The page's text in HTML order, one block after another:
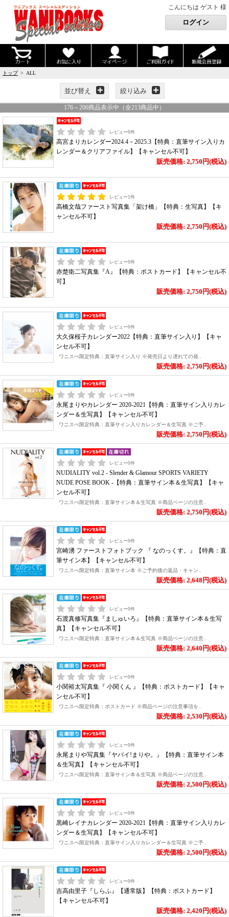
こんにちは ゲスト 様
トップ> ALL
並び替え 絞り込み
176～ 200商品表示中（全213商品中）
レビュー0件
高宮まりカレンダー2024.4－2025.3【特典：直筆サイン入りカ
レンダー＆クリアファイル】【キャンセル不可】
販売価格: 2,750円(税込)
レビュー1件
高橋文哉ファースト写真集「架け橋」【特典：生写真】【キ
ャンセル不可】
販売価格: 2,750円(税込)
レビュー0件
赤楚衛二写真集『A』【特典：ポストカード】【キャンセル不
可】
販売価格: 2,750円(税込)
レビュー0件
大久保桜子カレンダー2022【特典：直筆サイン入り】【キャ
ンセル不可】
ワニスぺ限定特典：直筆サイン入り ※発売日より遅れての発..
販売価格: 2,750円(税込)
レビュー0件
永尾まりやカレンダー 2020-2021【特典：直筆サイン入りカレ
ンダー＆生写真】【キャンセル不可】
ワニスぺ限定特典：直筆サイン入りカレンダー＆生写真 ※ご予..
販売価格: 2,750円(税込)
レビュー0件
NUDIALITY vol.2 - Slender & Glamour SPORTS VARIETY
NUDE POSE BOOK -【特典：直筆サイン本＆生写真】【キャ
ンセル不可】
ワニスぺ限定特典：直筆サイン本＆生写真 ※商品ページの注意..
販売価格: 2,750円(税込)
レビュー0件
宮崎湧 ファーストフォトブック 『 なのっくす。』【特典：直
筆サイン本】【キャンセル不可】
ワニスぺ限定特典：直筆サイン本 ※ご予約後の返品・キャン..
販売価格: 2,648円(税込)
レビュー0件
石渡真修写真集『ましゅいろ』【特典：直筆サイン本＆生写
真】【キャンセル不可】
ワニスぺ限定特典：直筆サイン本＆生写真 ※商品ページの注意..
販売価格: 2,640円(税込)
レビュー0件
小関裕太写真集『 小関くん 』【特典：ポストカード】【キャ
ンセル不可】
ワニスぺ限定特典：ポストカード ※商品ページの注意事項を..
販売価格: 2,530円(税込)
レビュー0件
永尾まりや写真集『ヤバイ!まりや。』【特典：直筆サイン本
＆生写真】【キャンセル不可】
ワニスぺ限定特典：直筆サイン本＆生写真 ※商品ページの注意..
販売価格: 2,500円(税込)
レビュー0件
黒崎レイナカレンダー 2020-2021【特典：直筆サイン入りカレ
ンダー＆生写真】【キャンセル不可】
ワニスぺ限定特典：直筆サイン入りカレンダー＆生写真 ※ご予..
販売価格: 2,500円(税込)
レビュー0件
吉高由里子『しらふ』【通常版】【特典：ポストカード】
【キャンセル不可】
販売価格: 2,420円(税込)